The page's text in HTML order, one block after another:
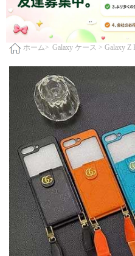
ホーム> Galaxy ケース > Galaxy Z